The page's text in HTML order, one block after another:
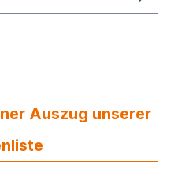
Auszug unserer